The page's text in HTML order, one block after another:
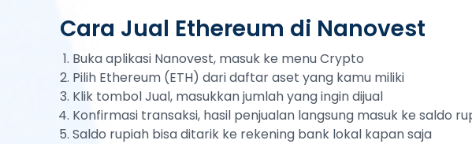
Cara Jual Ethereum di Nanovest
Buka aplikasi Nanovest, masuk ke menu Crypto
Pilih Ethereum (ETH) dari daftar aset yang kamu miliki
Klik tombol Jual, masukkan jumlah yang ingin dijual
Konfirmasi transaksi, hasil penjualan langsung masuk ke saldo
Saldo rupiah bisa ditarik ke rekening bank lokal kapan saja